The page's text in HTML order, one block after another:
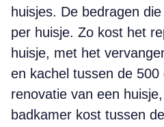
huisjes. De bedragen
per huisje. Zo kost het
huisje, met het
en kachel tussen de
renovatie van een
badkamer kost tussen